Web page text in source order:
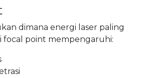
dimana energi laser paling
focal point mempengaruhi: